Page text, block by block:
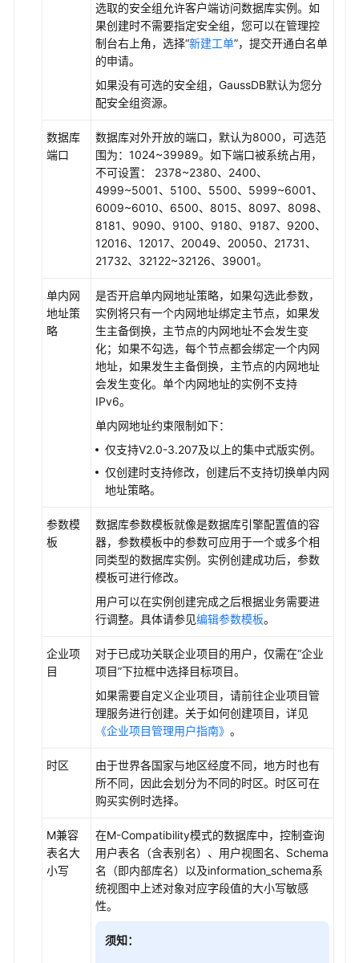
选取的安全组允许客户端访问数据库实例。如
果创建时不需要指定安全组，您可以在管理控
制台右上角，选择“新建工单”，提交开通白名单
的申请。
如果没有可选的安全组， GaussDB默认为您分
配安全组资源。
数据库
端口
数据库对外开放的端口，默认为8000，可选范
围为：1024~39989。如下端口被系统占用，
不可设置： 2378~2380、2400、
4999~5001、5100、5500、5999~6001、
6009~6010、6500、8015、8097、8098、
8181、9090、9100、9180、9187、9200、
12016、12017、20049、20050、21731、
21732、32122~32126、39001。
单内网
地址策
略
是否开启单内网地址策略，如果勾选此参数，
实例将只有一个内网地址绑定主节点，如果发
生主备倒换，主节点的内网地址不会发生变
化；如果不勾选，每个节点都会绑定一个内网
地址，如果发生主备倒换，主节点的内网地址
会发生变化。单个内网地址的实例不支持
IPv6。
单内网地址约束限制如下：
仅支持V2.0-3.207及以上的集中式版实例。
仅创建时支持修改，创建后不支持切换单内网
地址策略。
参数模
板
数据库参数模板就像是数据库引擎配置值的容
器，参数模板中的参数可应用于一个或多个相
同类型的数据库实例。实例创建成功后，参数
模板可进行修改。
用户可以在实例创建完成之后根据业务需要进
行调整。具体请参见编辑参数模板。
企业项
目
对于已成功关联企业项目的用户，仅需在“企业
项目”下拉框中选择目标项目。
如果需要自定义企业项目，请前往企业项目管
理服务进行创建。关于如何创建项目，详见
《企业项目管理用户指南》 。
时区
由于世界各国家与地区经度不同，地方时也有
所不同，因此会划分为不同的时区。时区可在
购买实例时选择。
M兼容
表名大
小写
在M-Compatibility模式的数据库中，控制查询
用户表名（含表别名）、用户视图名、Schema
名（即内部库名）以及information_schema系
统视图中上述对象对应字段值的大小写敏感
性。
须知：